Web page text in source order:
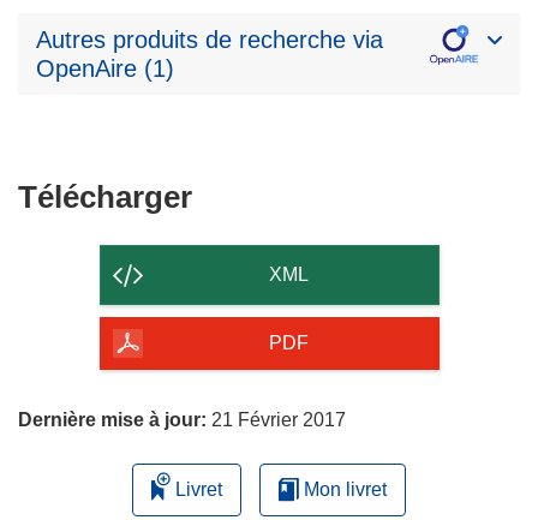
Autres produits de recherche via
OpenAire (1)
TéléchargerTélécharger
contenu
de
page
XML
PDF
Dernière mise à jour: 21 Février 2017
Livret Mon livret